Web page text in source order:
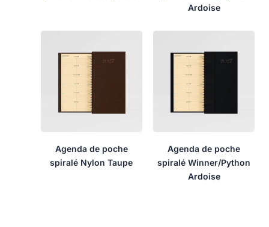
Ardoise
Agenda de poche
spiralé Nylon Taupe
Agenda de poche
spiralé Winner/Python
Ardoise